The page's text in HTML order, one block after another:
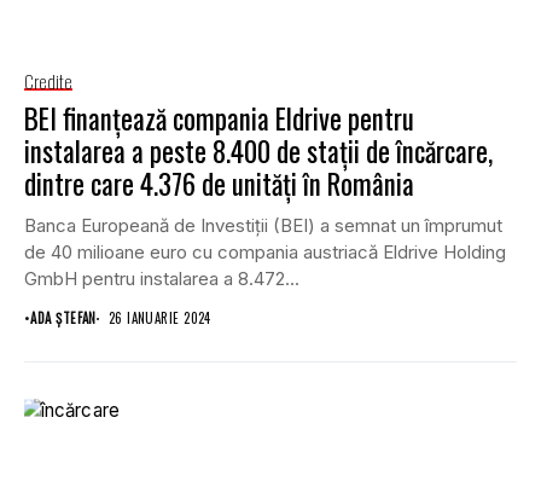
Credite
BEI finanțează compania Eldrive pentru
instalarea a peste 8.400 de stații de încărcare,
dintre care 4.376 de unități în România
Banca Europeană de Investiții (BEI) a semnat un împrumut
de 40 milioane euro cu compania austriacă Eldrive Holding
GmbH pentru instalarea a 8.472...
•ADA ȘTEFAN 26 IANUARIE 2024